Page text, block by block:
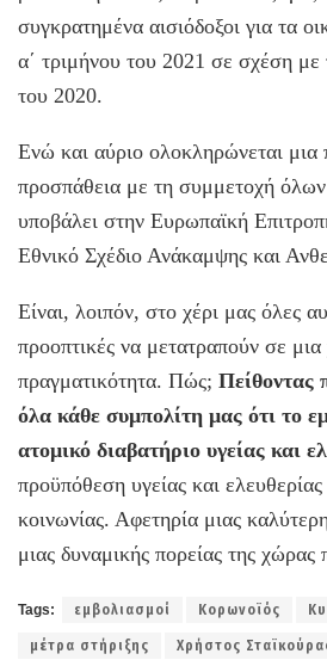
συγκρατημένα αισιόδοξοι για τα
α΄ τριμήνου του 2021 σε σχέση με
του 2020.
Ενώ και αύριο ολοκληρώνεται μια
προσπάθεια με τη συμμετοχή
υποβάλει στην Ευρωπαϊκή
Εθνικό Σχέδιο Ανάκαμψης και
Είναι, λοιπόν, στο χέρι μας όλες
προοπτικές να μετατραπούν σε μια
πραγματικότητα. Πώς; Πείθοντας
όλα κάθε συμπολίτη μας ότι το
ατομικό διαβατήριο υγείας και
προϋπόθεση υγείας και
κοινωνίας. Αφετηρία μιας
μιας δυναμικής πορείας της
Tags: εμβολιασμοί Κορωνοϊός
μέτρα στήριξης Χρήστος